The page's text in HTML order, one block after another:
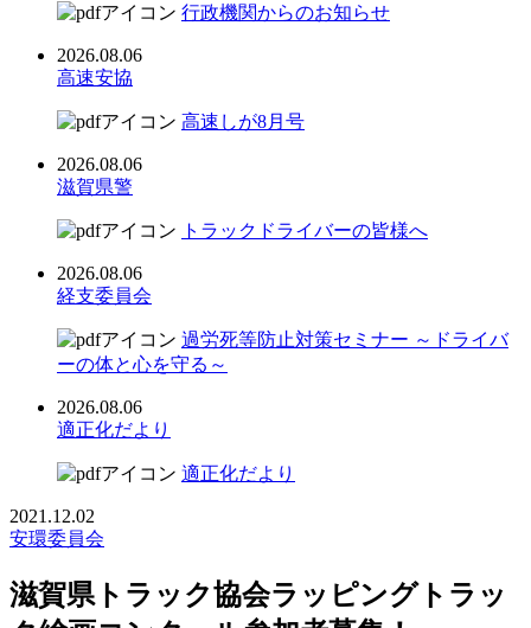
行政機関からのお知らせ
2026.08.06
高速安協
高速しが8月号
2026.08.06
滋賀県警
トラックドライバーの皆様へ
2026.08.06
経支委員会
過労死等防止対策セミナー ～ドライバ
ーの体と心を守る～
2026.08.06
適正化だより
適正化だより
2021.12.02
安環委員会
滋賀県トラック協会ラッピングトラッ